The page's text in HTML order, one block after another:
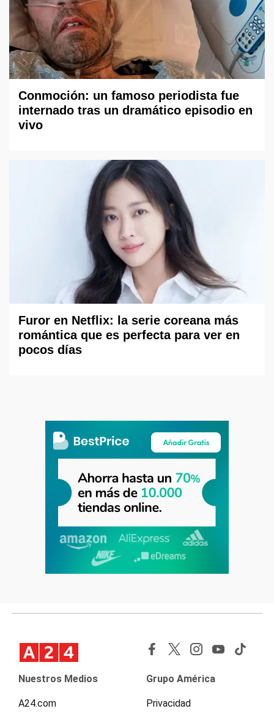
Conmoción: un famoso periodista fue
internado tras un dramático episodio en
vivo
Furor en Netflix: la serie coreana más
romántica que es perfecta para ver en
pocos días
Nuestros Medios
A24.com
Grupo América
Privacidad